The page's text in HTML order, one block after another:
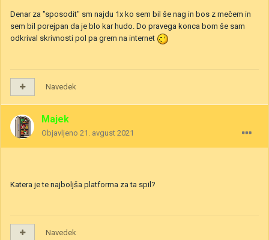
Denar za "sposodit" sm najdu 1x ko sem bil še nag in bos z mečem in
sem bil porejpan da je blo kar hudo. Do pravega konca bom še sam
odkrival skrivnosti pol pa grem na internet
Navedek
Majek
Objavljeno 21. avgust 2021
Katera je te najboljša platforma za ta spil?
Navedek